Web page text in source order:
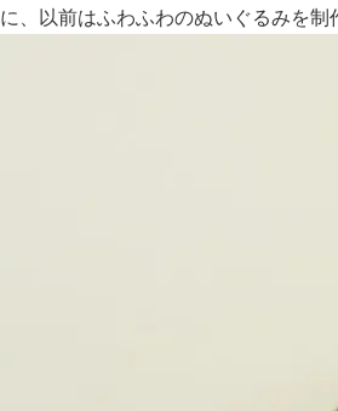
、以前はふわふわのぬいぐるみを